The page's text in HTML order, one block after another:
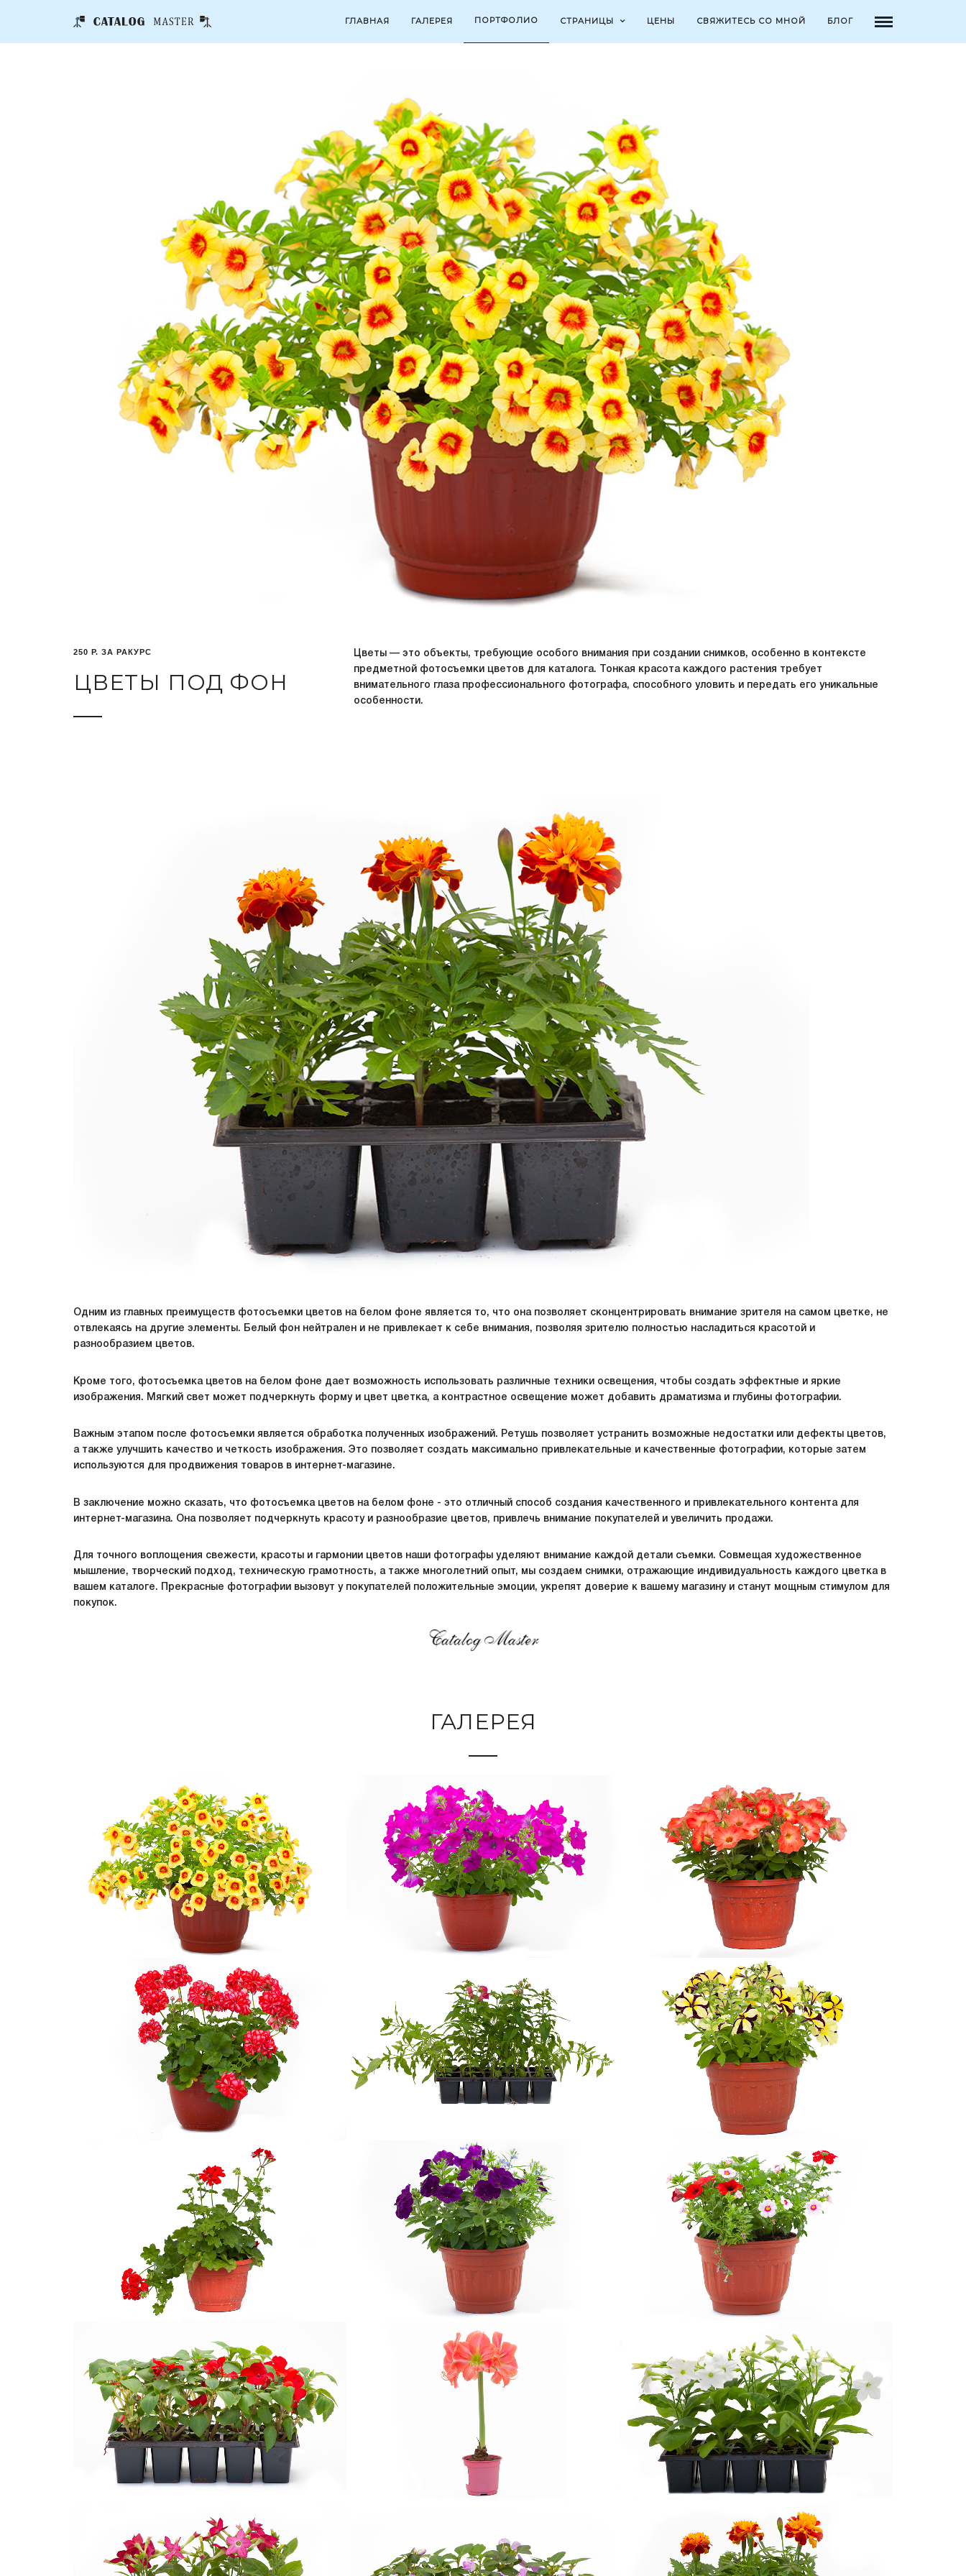
ГЛАВНАЯ ГАЛЕРЕЯ ПОРТФОЛИО СТРАНИЦЫ ЦЕНЫ СВЯЖИТЕСЬ СО МНОЙ БЛОГ
250 Р. ЗА РАКУРС
ЦВЕТЫ ПОД ФОН
Цветы — это объекты, требующие особого внимания при создании снимков, особенно в контексте
предметной фотосъемки цветов для каталога. Тонкая красота каждого растения требует
внимательного глаза профессионального фотографа, способного уловить и передать его уникальные
особенности.
Одним из главных преимуществ фотосъемки цветов на белом фоне является то, что она позволяет сконцентрировать внимание зрителя на самом цветке, не
отвлекаясь на другие элементы. Белый фон нейтрален и не привлекает к себе внимания, позволяя зрителю полностью насладиться красотой и
разнообразием цветов.
Кроме того, фотосъемка цветов на белом фоне дает возможность использовать различные техники освещения, чтобы создать эффектные и яркие
изображения. Мягкий свет может подчеркнуть форму и цвет цветка, а контрастное освещение может добавить драматизма и глубины фотографии.
Важным этапом после фотосъемки является обработка полученных изображений. Ретушь позволяет устранить возможные недостатки или дефекты цветов,
а также улучшить качество и четкость изображения. Это позволяет создать максимально привлекательные и качественные фотографии, которые затем
используются для продвижения товаров в интернет-магазине.
В заключение можно сказать, что фотосъемка цветов на белом фоне - это отличный способ создания качественного и привлекательного контента для
интернет-магазина. Она позволяет подчеркнуть красоту и разнообразие цветов, привлечь внимание покупателей и увеличить продажи.
Для точного воплощения свежести, красоты и гармонии цветов наши фотографы уделяют внимание каждой детали съемки. Совмещая художественное
мышление, творческий подход, техническую грамотность, а также многолетний опыт, мы создаем снимки, отражающие индивидуальность каждого цветка в
вашем каталоге. Прекрасные фотографии вызовут у покупателей положительные эмоции, укрепят доверие к вашему магазину и станут мощным стимулом для
покупок.
ГАЛЕРЕЯ